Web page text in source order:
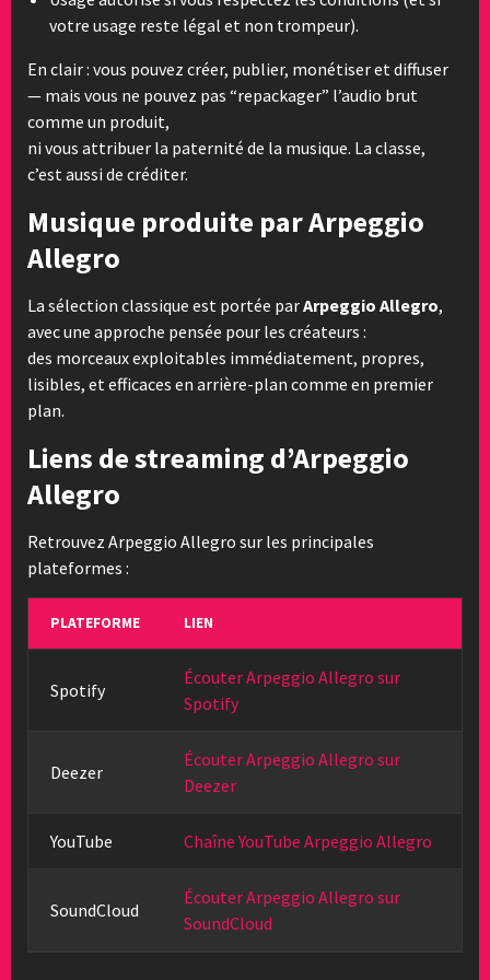
votre usage reste légal et non trompeur).
En clair : vous pouvez créer, publier, monétiser et diffuser
— mais vous ne pouvez pas “repackager” l’audio brut
comme un produit,
ni vous attribuer la paternité de la musique. La classe,
c’est aussi de créditer.
Musique produite par Arpeggio
Allegro
La sélection classique est portée parArpeggio Allegro,
avec une approche pensée pour les créateurs :
des morceaux exploitables immédiatement, propres,
lisibles, et efficaces en arrière-plan comme en premier
plan.
Liens de streaming d’Arpeggio
Allegro
Retrouvez Arpeggio Allegro sur les principales
plateformes :
PLATEFORME LIEN
Spotify
Écouter Arpeggio Allegro sur
Spotify
Deezer
Écouter Arpeggio Allegro sur
Deezer
YouTube Chaîne YouTube Arpeggio Allegro
SoundCloud
Écouter Arpeggio Allegro sur
SoundCloud